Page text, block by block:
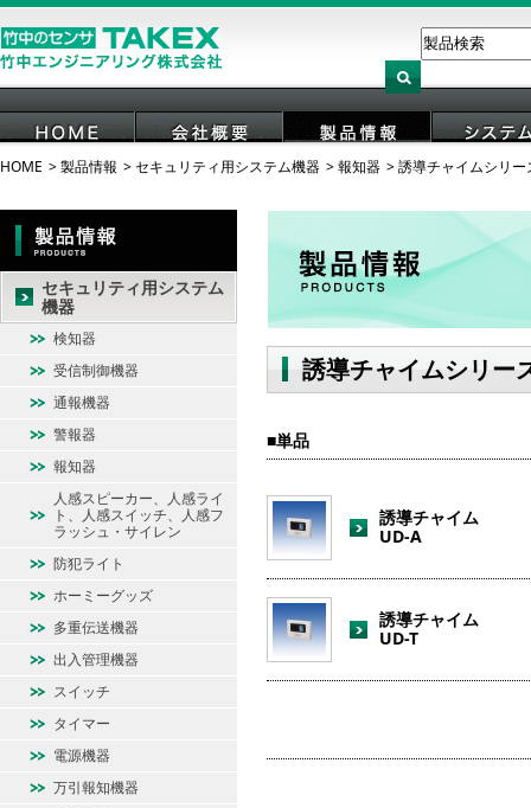
HOME 会社概要 製品情報 システ
HOME 製品情報 セキュリティ用システム機器 報知器 誘導チャイムシリー
誘導チャイムシリー
単品
誘導チャイム
UD-A
誘導チャイム
UD-T
セキュリティ用システム
機器
検知器
受信制御機器
通報機器
警報器
報知器
人感スピーカー、人感ライ
ト、人感スイッチ、人感フ
ラッシュ・サイレン
防犯ライト
ホーミーグッズ
多重伝送機器
出入管理機器
スイッチ
タイマー
電源機器
万引報知機器